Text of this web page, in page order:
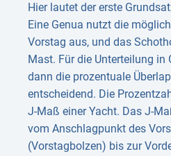
Hier lautet der erste
Eine Genua nutzt die
Vorstag aus, und das
Mast. Für die Unterteilung in
dann die prozentuale
entscheidend. Die
J-Maß einer Yacht. Das J-
vom Anschlagpunkt des
(Vorstagbolzen) bis zur